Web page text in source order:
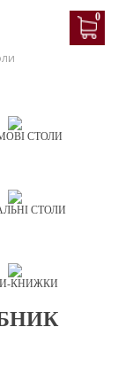
0
СТОЛИ
СТОЛИ
КНИЖКИ